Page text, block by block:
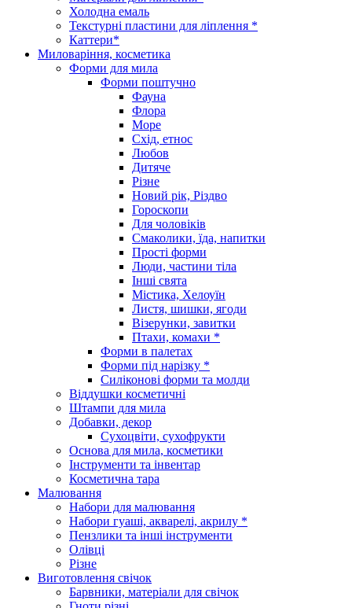
Холодна емаль
Текстурні пластини для ліплення *
Каттери*
Миловаріння, косметика
Форми для мила
Форми поштучно
Фауна
Флора
Море
Схід, етнос
Любов
Дитяче
Різне
Новий рік, Різдво
Гороскопи
Для чоловіків
Смаколики, їда, напитки
Прості форми
Люди, частини тіла
Інші свята
Містика, Хелоуїн
Листя, шишки, ягоди
Візерунки, завитки
Птахи, комахи *
Форми в палетах
Форми під нарізку *
Силіконові форми та молди
Віддушки косметичні
Штампи для мила
Добавки, декор
Сухоцвіти, сухофрукти
Основа для мила, косметики
Інструменти та інвентар
Косметична тара
Малювання
Набори для малювання
Набори гуаші, акварелі, акрилу *
Пензлики та інші інструменти
Олівці
Різне
Виготовлення свічок
Барвники, матеріали для свічок